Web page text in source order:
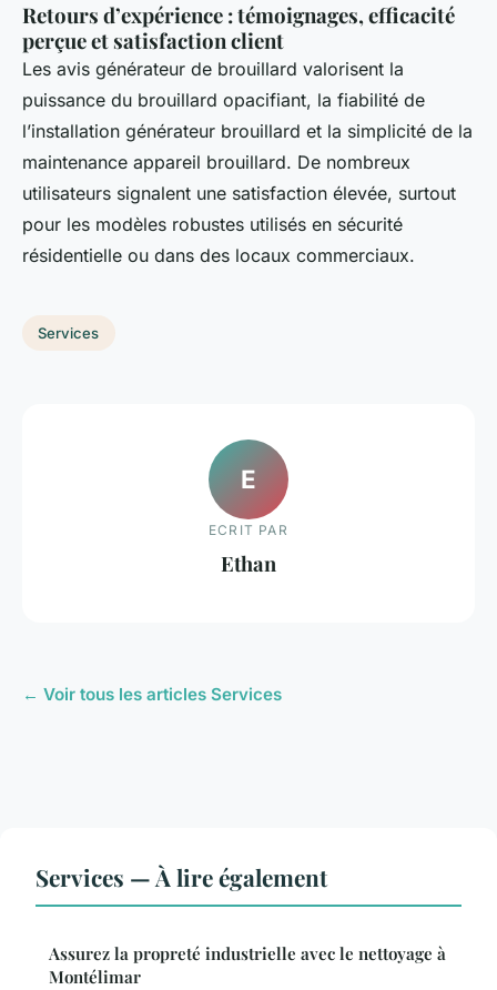
Retours d’expérience : témoignages, efficacité
perçue et satisfaction client
Les avis générateur de brouillard valorisent la
puissance du brouillard opacifiant, la fiabilité de
l’installation générateur brouillard et la simplicité de la
maintenance appareil brouillard. De nombreux
utilisateurs signalent une satisfaction élevée, surtout
pour les modèles robustes utilisés en sécurité
résidentielle ou dans des locaux commerciaux.
Services
E
ECRIT PAR
Ethan
← Voir tous les articles Services
Services — À lire également
Assurez la propreté industrielle avec le nettoyage à
Montélimar